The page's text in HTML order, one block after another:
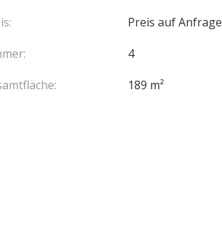
Preis auf Anfrage
4
189 m²